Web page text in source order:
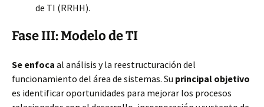
de TI (RRHH).
Fase III: Modelo de TI
Se enfoca al análisis y la reestructuración del
funcionamiento del área de sistemas. Su principal objetivo
es identificar oportunidades para mejorar los procesos